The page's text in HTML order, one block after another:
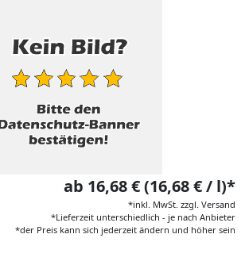
ab 16,68 € (16,68 € / l)*
*inkl. MwSt. zzgl. Versand
*Lieferzeit unterschiedlich - je nach Anbieter
*der Preis kann sich jederzeit ändern und höher sein